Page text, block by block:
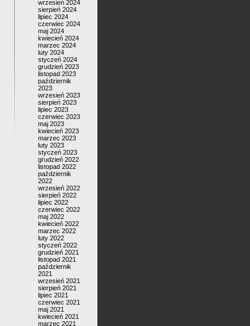
wrzesień 2024
sierpień 2024
lipiec 2024
czerwiec 2024
maj 2024
kwiecień 2024
marzec 2024
luty 2024
styczeń 2024
grudzień 2023
listopad 2023
październik
2023
wrzesień 2023
sierpień 2023
lipiec 2023
czerwiec 2023
maj 2023
kwiecień 2023
marzec 2023
luty 2023
styczeń 2023
grudzień 2022
listopad 2022
październik
2022
wrzesień 2022
sierpień 2022
lipiec 2022
czerwiec 2022
maj 2022
kwiecień 2022
marzec 2022
luty 2022
styczeń 2022
grudzień 2021
listopad 2021
październik
2021
wrzesień 2021
sierpień 2021
lipiec 2021
czerwiec 2021
maj 2021
kwiecień 2021
marzec 2021